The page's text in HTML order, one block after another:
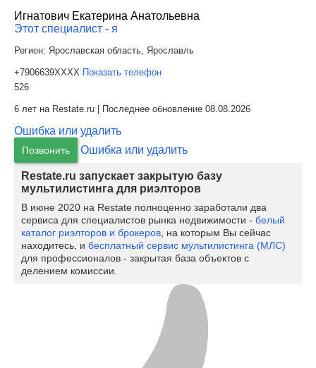
Игнатович Екатерина Анатольевна
Этот специалист - я
Регион: Ярославская область, Ярославль
+7906639XXXX Показать телефон
526
6 лет на Restate.ru | Последнее обновление 08.08.2026
Ошибка или удалить
Позвонить Ошибка или удалить
Restate.ru запускает закрытую базу
мультилистинга для риэлторов
В июне 2020 на Restate полноценно заработали два
сервиса для специалистов рынка недвижимости - белый
каталог риэлторов и брокеров , на которым Вы сейчас
находитесь, и бесплатный сервис мультилистинга (МЛС)
для профессионалов - закрытая база объектов с
делением комиссии.